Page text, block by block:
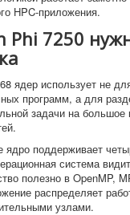
HPC-приложения.
Phi 7250
ядер использует не
программ, а для
задачи на большое
ядро поддерживает
система
полезно в OpenMP,
распределяет
узлами.